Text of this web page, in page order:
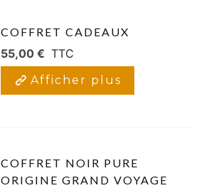
COFFRET CADEAUX
55,00 € TTC
Afficher plus
COFFRET NOIR PURE
ORIGINE GRAND VOYAGE